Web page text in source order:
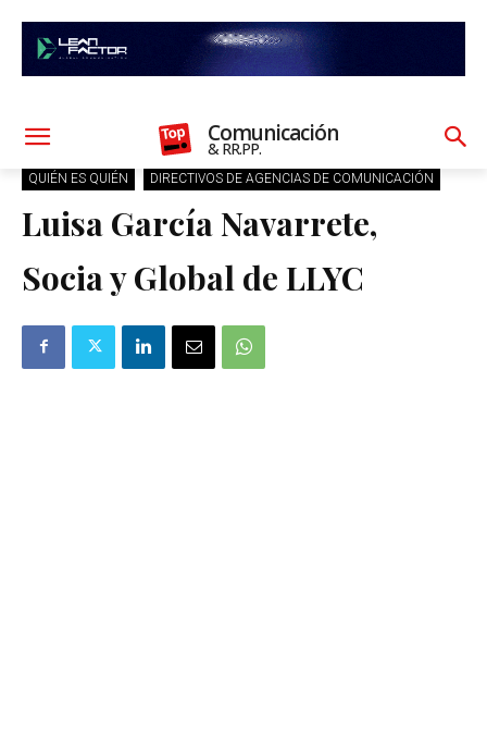
Comunicación
& RR.PP.
QUIÉN ES QUIÉN DIRECTIVOS DE AGENCIAS DE COMUNICACIÓN
Luisa García Navarrete,
Socia y Global de LLYC